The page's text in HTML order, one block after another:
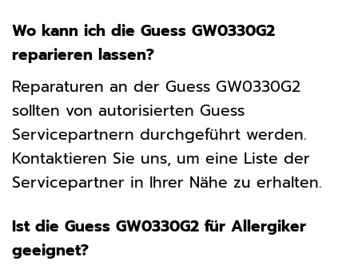
Wo kann ich die Guess GW0330G2
reparieren lassen?
Reparaturen an der Guess GW0330G2
sollten von autorisierten Guess
Servicepartnern durchgeführt werden.
Kontaktieren Sie uns, um eine Liste der
Servicepartner in Ihrer Nähe zu erhalten.
Ist die Guess GW0330G2 für Allergiker
geeignet?